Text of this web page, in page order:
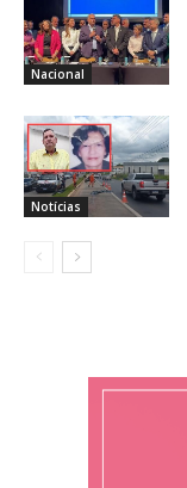
Nacional
Notícias